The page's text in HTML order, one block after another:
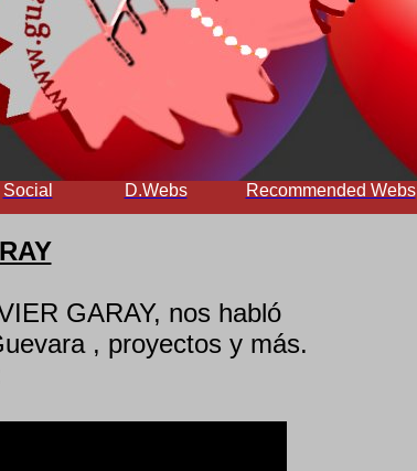
Social D.Webs Recommended Webs
GARAY, nos habló
, proyectos y más.